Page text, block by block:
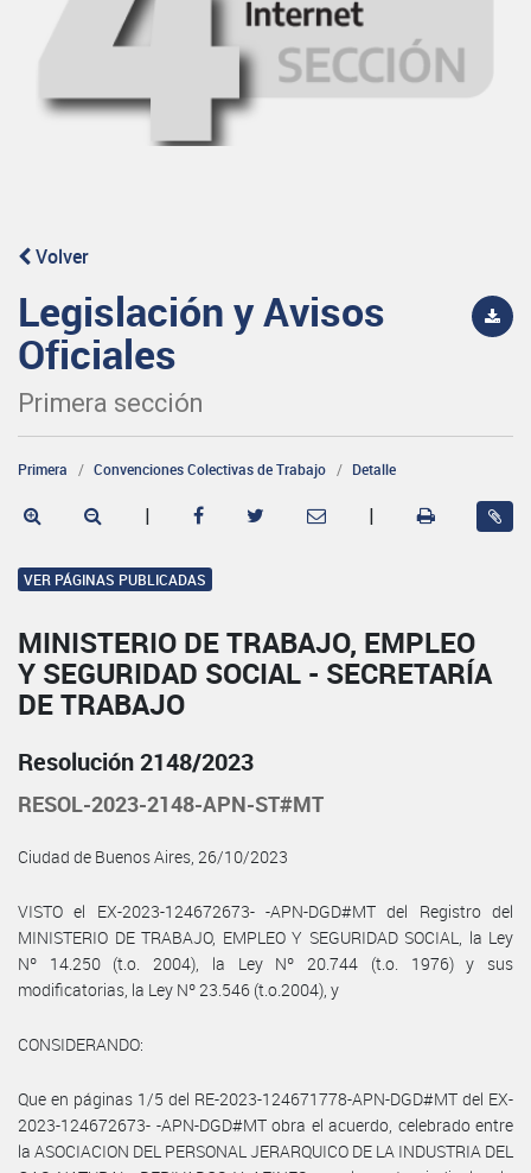
Volver
Legislación y Avisos
Oficiales
Primera sección
Primera Convenciones Colectivas de Trabajo Detalle
| |
VER PÁGINAS PUBLICADAS
MINISTERIO DE TRABAJO, EMPLEO
Y SEGURIDAD SOCIAL - SECRETARÍA
DE TRABAJO
Resolución 2148/2023
RESOL-2023-2148-APN-ST#MT
Ciudad de Buenos Aires, 26/10/2023
VISTO el EX-2023-124672673- -APN-DGD#MT del Registro del
MINISTERIO DE TRABAJO, EMPLEO Y SEGURIDAD SOCIAL, la Ley
Nº 14.250 (t.o. 2004), la Ley Nº 20.744 (t.o. 1976) y sus
modificatorias, la Ley Nº 23.546 (t.o.2004), y
CONSIDERANDO:
Que en páginas 1/5 del RE-2023-124671778-APN-DGD#MT del EX-
2023-124672673- -APN-DGD#MT obra el acuerdo, celebrado entre
la ASOCIACION DEL PERSONAL JERARQUICO DE LA INDUSTRIA DEL